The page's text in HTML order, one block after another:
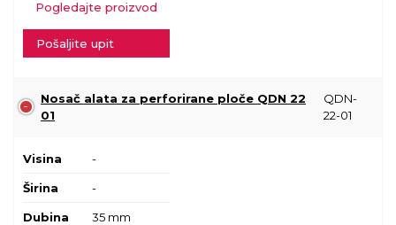
Pogledajte proizvod
Pošaljite upit
Nosač alata za perforirane ploče QDN 22
01
QDN-
22-01
Visina -
Širina -
Dubina 35 mm